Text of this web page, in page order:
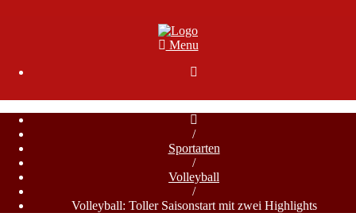
Menu

/
Sportarten
/
Volleyball
/
Volleyball: Toller Saisonstart mit zwei Highlights